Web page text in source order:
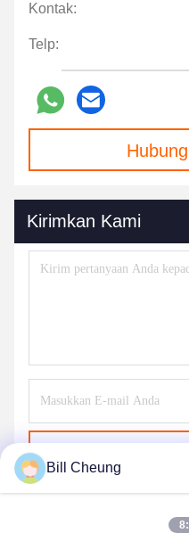
Kontak:
Telp:
Kirimkan Kami
Bill Cheung